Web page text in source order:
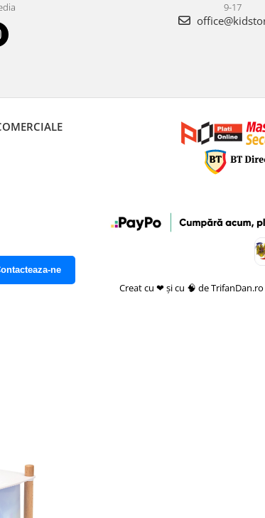
9-17
ne
Creat cu ❤ și cu 🧠 de TrifanDan.ro